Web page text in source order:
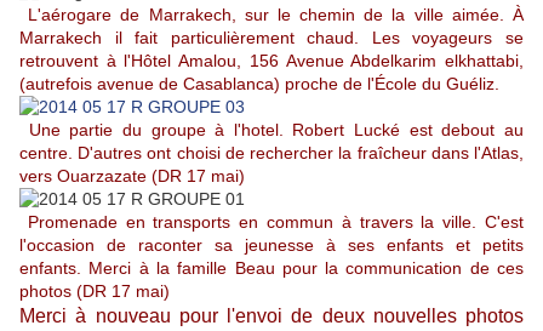
L'aérogare de Marrakech, sur le chemin de la ville aimée. À
Marrakech il fait particulièrement chaud. Les voyageurs se
retrouvent à l'Hôtel Amalou, 156 Avenue Abdelkarim elkhattabi,
(autrefois avenue de Casablanca) proche de l'École du Guéliz.
Une partie du groupe à l'hotel. Robert Lucké est debout au
centre. D'autres ont choisi de rechercher la fraîcheur dans l'Atlas,
vers Ouarzazate (DR 17 mai)
Promenade en transports en commun à travers la ville. C'est
l'occasion de raconter sa jeunesse à ses enfants et petits
enfants. Merci à la famille Beau pour la communication de ces
photos (DR 17 mai)
Merci à nouveau pour l'envoi de deux nouvelles photos